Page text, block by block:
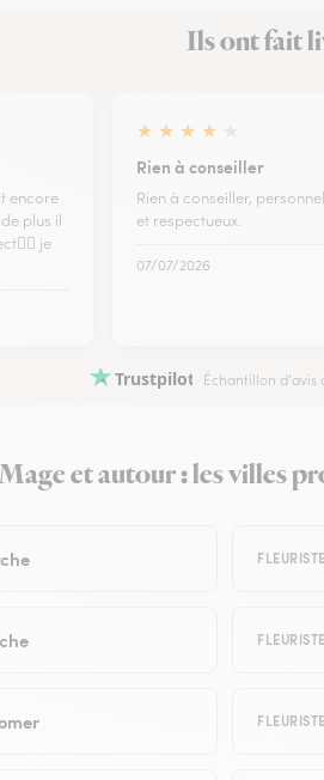
Ils ont fait
encore
plus il
je
★ ★ ★ ★
Rien à conseiller
Rien à conseiller,
et respectueux.
07/07/2026
Trustpilot Échantillon d'avis
et autour : les villes